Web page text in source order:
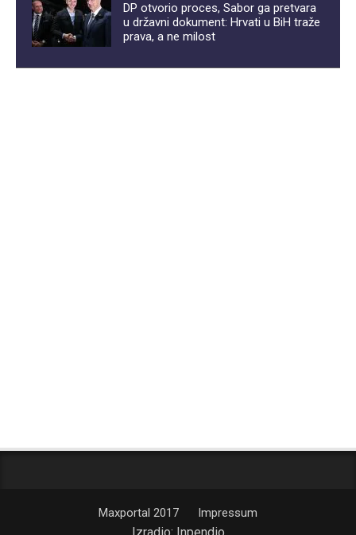
DP otvorio proces, Sabor ga pretvara
u državni dokument: Hrvati u BiH traže
prava, a ne milost
Maxportal 2017 Impressum